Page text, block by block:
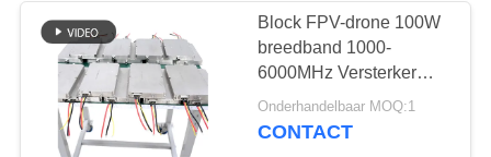
NIEUWS
BLOGGEN
FPV-jammermodule
109
Block FPV-drone 100W
breedband 1000-
6000MHz Versterker
voor de beveiliging van
belangrijke gebieden
Onderhandelbaar MOQ:1
CONTACT